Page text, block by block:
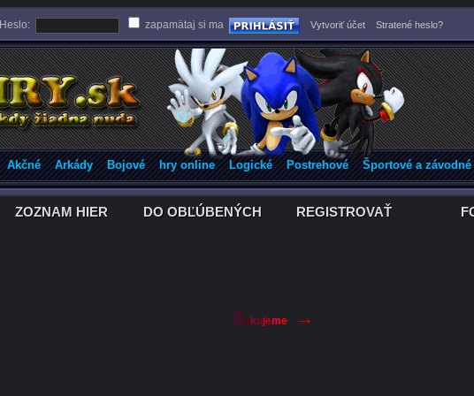
Heslo: zapamätaj si ma Vytvoriť účet Stratené heslo?
Akčné Arkády Bojové hry online Logické Postrehové Športové a závodné
ZOZNAM HIER
ZOZNAM HIER DO OBĽÚBENÝCH
DO OBĽÚBENÝCH REGISTROVAŤ
REGISTROVAŤ
Ďakujeme→